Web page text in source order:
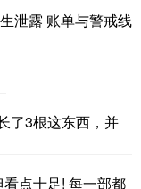
泄露 账单与警戒线
了3根这东西，并
点十足! 每一部都